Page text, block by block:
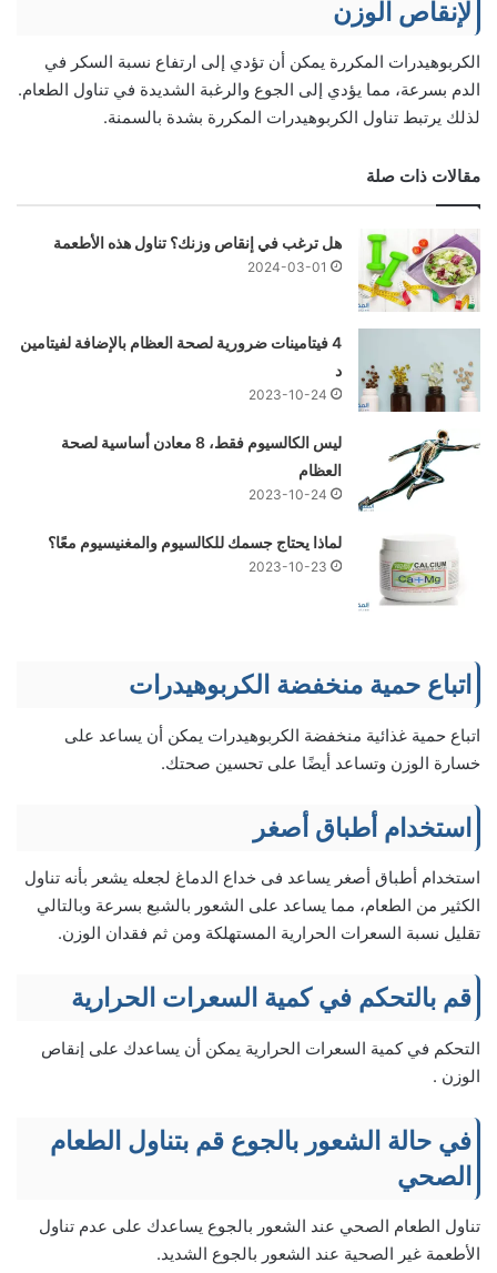
لإنقاص الوزن
الكربوهيدرات المكررة يمكن أن تؤدي إلى ارتفاع نسبة السكر في
الدم بسرعة، مما يؤدي إلى الجوع والرغبة الشديدة في تناول الطعام.
لذلك يرتبط تناول الكربوهيدرات المكررة بشدة بالسمنة.
مقالات ذات صلة
هل ترغب في إنقاص وزنك؟ تناول هذه الأطعمة
2024-03-01
4 فيتامينات ضرورية لصحة العظام بالإضافة لفيتامين
د
2023-10-24
ليس الكالسيوم فقط، 8 معادن أساسية لصحة
العظام
2023-10-24
لماذا يحتاج جسمك للكالسيوم والمغنيسيوم معًا؟
2023-10-23
اتباع حمية منخفضة الكربوهيدرات
اتباع حمية غذائية منخفضة الكربوهيدرات يمكن أن يساعد على
خسارة الوزن وتساعد أيضًا على تحسين صحتك.
استخدام أطباق أصغر
استخدام أطباق أصغر يساعد فى خداع الدماغ لجعله يشعر بأنه تناول
الكثير من الطعام، مما يساعد على الشعور بالشبع بسرعة وبالتالي
تقليل نسبة السعرات الحرارية المستهلكة ومن ثم فقدان الوزن.
قم بالتحكم في كمية السعرات الحرارية
التحكم في كمية السعرات الحرارية يمكن أن يساعدك على إنقاص
الوزن .
في حالة الشعور بالجوع قم بتناول الطعام
الصحي
تناول الطعام الصحي عند الشعور بالجوع يساعدك على عدم تناول
الأطعمة غير الصحية عند الشعور بالجوع الشديد.